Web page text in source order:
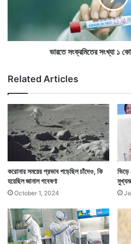
অ্যাকটিভ করোনা রোগী রয়েছেন।
যারমধ্যে ২৮.৬১ শতাংশ রয়েছেন
রয়েছেন মহারাষ্ট্রে, ৩.৯৯ শতাংশ
শতাংশ রয়েছেন পশ্চিমবঙ্গে।
চে
সং
টি
৪
ল
ক্ষ
পা
র
ল
ভারতে সংক্রমিতের সংখ্যা ১
Related Articles
করোনার সময়ের প্রভাব পড়েছিল চাঁদেও, কি
হয়েছিল জানাল গবেষণা
October 1, 2024
ভিড়ে